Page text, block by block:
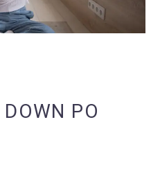
PO